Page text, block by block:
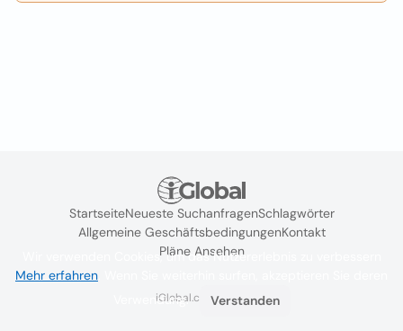
StartseiteNeueste SuchanfragenSchlagwörter
Allgemeine GeschäftsbedingungenKontakt
Pläne Ansehen
iGlobal.co @ 2024
Wir verwenden Cookies, um das Nutzererlebnis zu verbessern
Mehr erfahren
Verwendung.
Verstanden